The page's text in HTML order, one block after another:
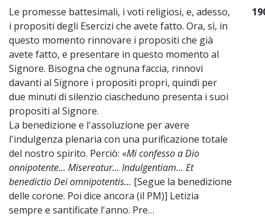
Le promesse battesimali, i voti religiosi, e, adesso,
i propositi degli Esercizi che avete fatto. Ora, sì, in
questo momento rinnovare i propositi che già
avete fatto, e presentare in questo momento al
Signore. Bisogna che ognuna faccia, rinnovi
davanti al Signore i propositi propri, quindi per
due minuti di silenzio ciascheduno presenta i suoi
propositi al Signore.
La benedizione e l'assoluzione per avere
l'indulgenza plenaria con una purificazione totale
del nostro spirito. Perciò: «Mi confesso a Dio
onnipotente... Misereatur... Indulgentiam... Et
benedictio Dei omnipotentis... [Segue la benedizione
delle corone. Poi dice ancora (il PM)] Letizia
sempre e santificate l'anno. Pre…